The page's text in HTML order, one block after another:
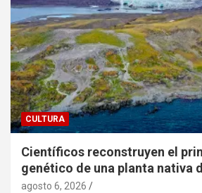
CULTURA
Científicos reconstruyen el
genético de una planta nativa
agosto 6, 2026